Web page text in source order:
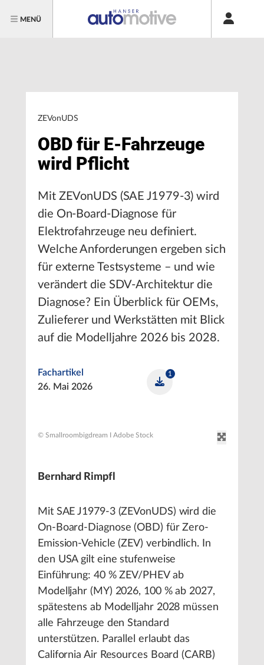
MENÜ
ZEVonUDS
OBD für E-Fahrzeuge
wird Pflicht
Mit ZEVonUDS (SAE J1979-3) wird
die On-Board-Diagnose für
Elektrofahrzeuge neu definiert.
Welche Anforderungen ergeben sich
für externe Testsysteme – und wie
verändert die SDV-Architektur die
Diagnose? Ein Überblick für OEMs,
Zulieferer und Werkstätten mit Blick
auf die Modelljahre 2026 bis 2028.
Fachartikel
26. Mai 2026
1
© Smallroombigdream I Adobe Stock
Bernhard Rimpfl
Mit SAE J1979-3 (ZEVonUDS) wird die
On-Board-Diagnose (OBD) für Zero-
Emission-Vehicle (ZEV) verbindlich. In
den USA gilt eine stufenweise
Einführung: 40 % ZEV/PHEV ab
Modelljahr (MY) 2026, 100 % ab 2027,
spätestens ab Modelljahr 2028 müssen
alle Fahrzeuge den Standard
unterstützen. Parallel erlaubt das
California Air Resources Board (CARB)